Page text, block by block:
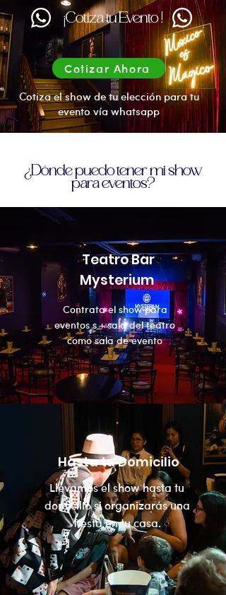
¡Cotiza tu Evento !
Cotizar Ahora
Cotiza el show de tu elección para tu
evento vía whatsapp
¿Dónde puedo tener mi show
para eventos?
Teatro Bar
Mysterium
Contrata el show para
eventos s + sala del teatro
como sala de evento
Hasta tu Domicilio
Llevamos el show hasta tu
domicilio si organizarás una
fiesta en tu casa.